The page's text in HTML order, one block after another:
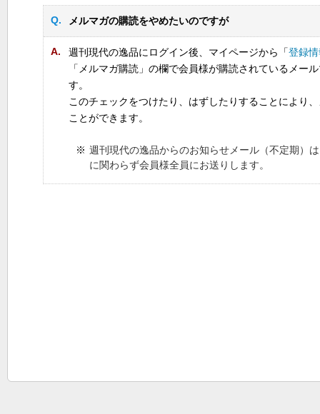
Q. メルマガの購読をやめたいのですが
A. 週刊現代の逸品にログイン後、マイページから「登録
「メルマガ購読」の欄で会員様が購読されているメー
す。
このチェックをつけたり、はずしたりすることにより
ことができます。
※ 週刊現代の逸品からのお知らせメール（不定期）
に関わらず会員様全員にお送りします。